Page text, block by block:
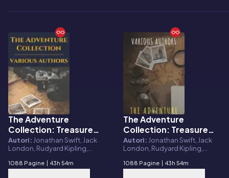
E-book
The Adventure
Collection: Treasure
Island, The Jungle
Book, Gulliver's
Travels, White Fang,
The Merry Adventures
Autori: Jonathan Swift, Jack
London, Rudyard Kipling,
Stevenson, Masterpiece
1088 Pagine | 43h 54m
E-book
The Adventure
Collection: Treasure
Island, The Jungle
Book, Gulliver's
Travels, White Fang...
Autori: Jonathan Swift, Jack
London, Rudyard Kipling,
Stevenson, The griffin classics
1088 Pagine | 43h 54m